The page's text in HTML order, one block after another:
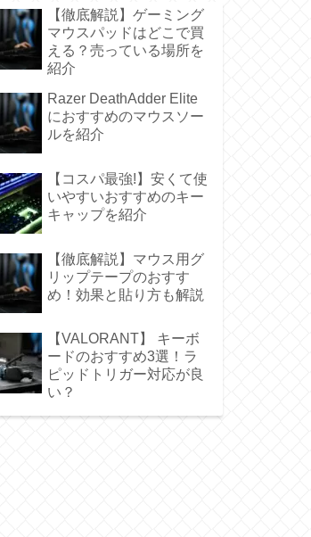
【徹底解説】ゲーミング
マウスパッドはどこで買
える？売っている場所を
紹介
Razer DeathAdder Elite
におすすめのマウスソー
ルを紹介
【コスパ最強!】安くて使
いやすいおすすめのキー
キャップを紹介
【徹底解説】マウス用グ
リップテープのおすす
め！効果と貼り方も解説
【VALORANT】 キーボ
ードのおすすめ3選！ラ
ピッドトリガー対応が良
い？